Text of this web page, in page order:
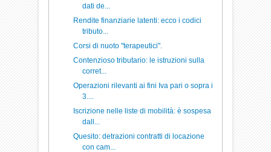
dati de...
Rendite finanziarie latenti: ecco i codici
tributo...
Corsi di nuoto "terapeutici".
Contenzioso tributario: le istruzioni sulla
corret...
Operazioni rilevanti ai fini Iva pari o sopra i
3....
Iscrizione nelle liste di mobilità: è sospesa
dall...
Quesito: detrazioni contratti di locazione
con cam...